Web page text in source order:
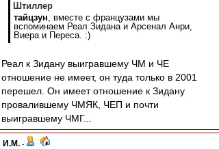
Штиллер
тайцзун, вместе с французами мы
вспоминаем Реал Зидана и Арсенал Анри,
Виера и Переса. :)
Реал к Зидану выигравшему ЧМ и ЧЕ
отношение не имеет, он туда только в 2001
перешел. Он имеет отношение к Зидану
провалившему ЧМЯК, ЧЕП и почти
выигравшему ЧМГ...
И.М. -